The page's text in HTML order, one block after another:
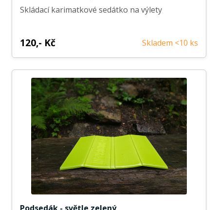
Skládací karimatkové sedátko na výlety
120,- Kč Skladem <10 ks